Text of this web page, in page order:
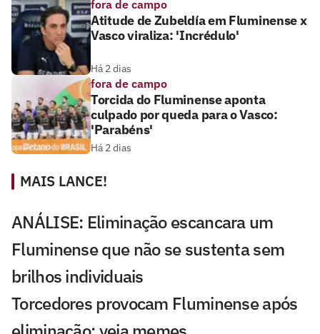
fora de campo
Atitude de Zubeldía em Fluminense x
Vasco viraliza: 'Incrédulo'
Há 2 dias
fora de campo
Torcida do Fluminense aponta
culpado por queda para o Vasco:
'Parabéns'
Há 2 dias
MAIS LANCE!
ANÁLISE: Eliminação escancara um
Fluminense que não se sustenta sem
brilhos individuais
Torcedores provocam Fluminense após